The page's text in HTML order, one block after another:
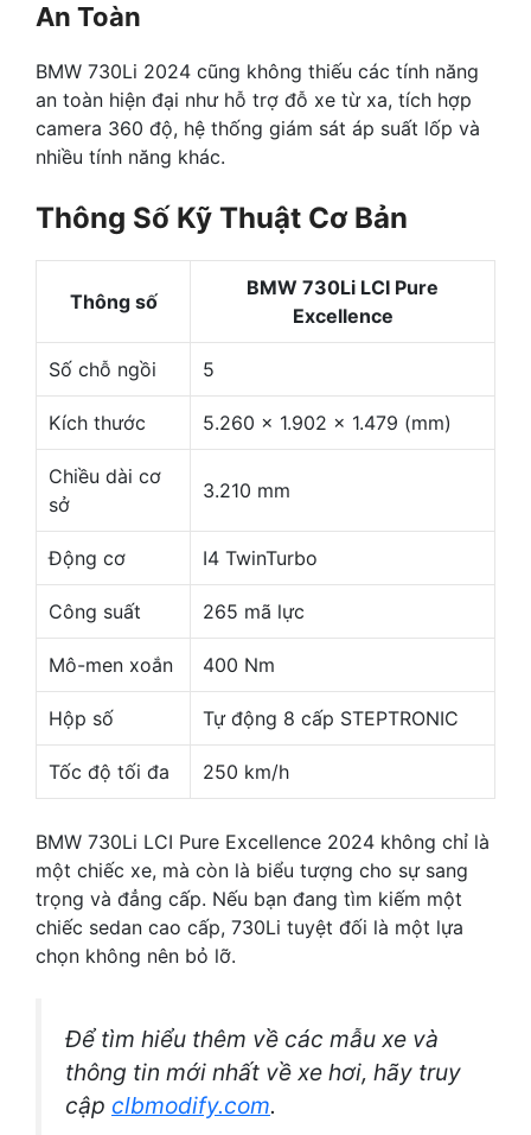
An Toàn
BMW 730Li 2024 cũng không thiếu các tính năng
an toàn hiện đại như hỗ trợ đỗ xe từ xa, tích hợp
camera 360 độ, hệ thống giám sát áp suất lốp và
nhiều tính năng khác.
Thông Số Kỹ Thuật Cơ Bản
Thông số
BMW 730Li LCI Pure
Excellence
Số chỗ ngồi 5
Kích thước 5.260 x 1.902 x 1.479 (mm)
Chiều dài cơ
sở
3.210 mm
Động cơ I4 TwinTurbo
Công suất 265 mã lực
Mô-men xoắn 400 Nm
Hộp số Tự động 8 cấp STEPTRONIC
Tốc độ tối đa 250 km/h
BMW 730Li LCI Pure Excellence 2024 không chỉ là
một chiếc xe, mà còn là biểu tượng cho sự sang
trọng và đẳng cấp. Nếu bạn đang tìm kiếm một
chiếc sedan cao cấp, 730Li tuyệt đối là một lựa
chọn không nên bỏ lỡ.
Để tìm hiểu thêm về các mẫu xe và
thông tin mới nhất về xe hơi, hãy truy
cập clbmodify.com.